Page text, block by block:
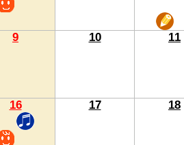
9 10 11
16 17 18